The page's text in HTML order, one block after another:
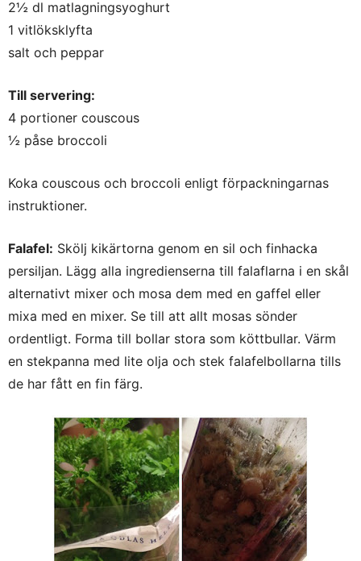
2½ dl matlagningsyoghurt
1 vitlöksklyfta
salt och peppar
Till servering:
4 portioner couscous
½ påse broccoli
Koka couscous och broccoli enligt förpackningarnas
instruktioner.
Falafel: Skölj kikärtorna genom en sil och finhacka
persiljan. Lägg alla ingredienserna till falaflarna i en skål
alternativt mixer och mosa dem med en gaffel eller
mixa med en mixer. Se till att allt mosas sönder
ordentligt. Forma till bollar stora som köttbullar. Värm
en stekpanna med lite olja och stek falafelbollarna tills
de har fått en fin färg.